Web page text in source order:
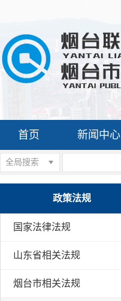
首页 新闻中心
全局搜索
政策法规
国家法律法规
山东省相关法规
烟台市相关法规